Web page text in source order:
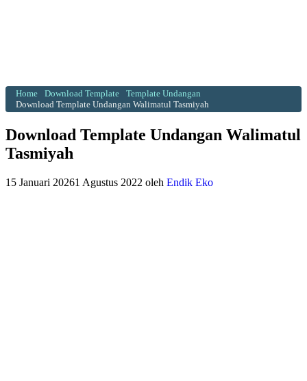
Home Download Template
Template Undangan
Download Template Undangan Walimatul Tasmiyah
Download Template Undangan Walimatul
Tasmiyah
15 Januari 20261 Agustus 2022 oleh Endik Eko